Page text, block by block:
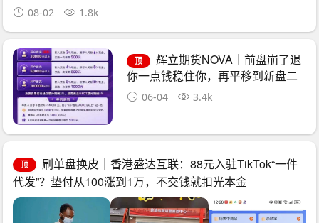
08-02 1.8k
顶
辉立期货NOVA｜前盘崩了退
你一点钱稳住你，再平移到新盘二
次收割——诈骗团伙的“平移换壳流
水线”已跑了三次
06-04 3.4k
顶
刷单盘换皮｜香港盛达互联：88元入驻TikTok“一件
代发”？垫付从100涨到1万，不交钱就扣光本金